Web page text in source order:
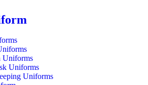
Uniforms
Uniforms
Uniforms